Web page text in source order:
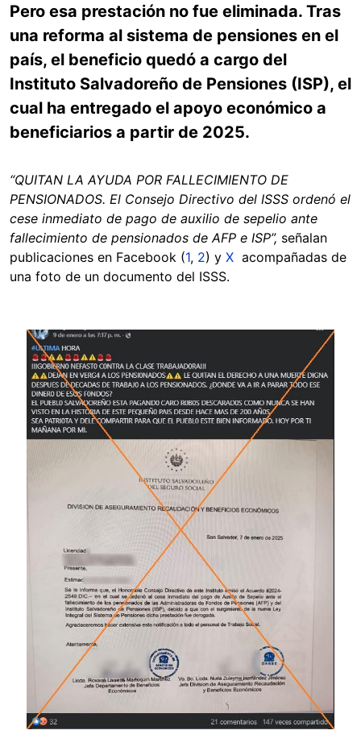
Pero esa prestación no fue eliminada. Tras
una reforma al sistema de pensiones en el
país, el beneficio quedó a cargo del
Instituto Salvadoreño de Pensiones (ISP), el
cual ha entregado el apoyo económico a
beneficiarios a partir de 2025.
“QUITAN LA AYUDA POR FALLECIMIENTO DE
PENSIONADOS. El Consejo Directivo del ISSS ordenó el
cese inmediato de pago de auxilio de sepelio ante
fallecimiento de pensionados de AFP e ISP”, señalan
publicaciones en Facebook (1, 2) y X acompañadas de
una foto de un documento del ISSS.
Image